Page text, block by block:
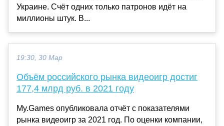
Украине. Счёт одних только патронов идёт на
миллионы штук. В...
19:30, 30 Мар
Объём российского рынка видеоигр достиг
177,4 млрд руб. в 2021 году
My.Games опубликовала отчёт с показателями
рынка видеоигр за 2021 год. По оценки компании,